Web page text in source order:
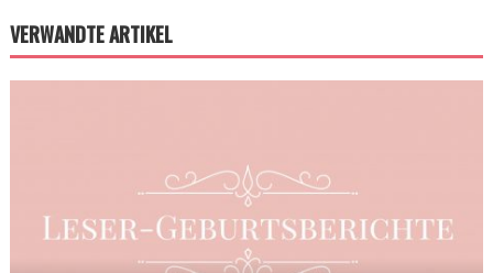
VERWANDTE ARTIKEL